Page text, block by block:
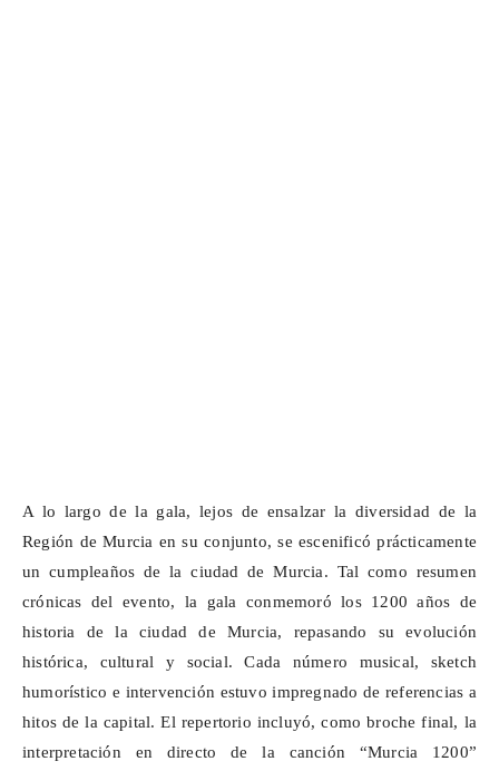
A lo largo de la gala, lejos de ensalzar la diversidad de la
Región de Murcia en su conjunto, se escenificó prácticamente
un cumpleaños de la ciudad de Murcia. Tal como resumen
crónicas del evento, la gala conmemoró los 1200 años de
historia de la ciudad de Murcia, repasando su evolución
histórica, cultural y social. Cada número musical, sketch
humorístico e intervención estuvo impregnado de referencias a
hitos de la capital. El repertorio incluyó, como broche final, la
interpretación en directo de la canción “Murcia 1200”